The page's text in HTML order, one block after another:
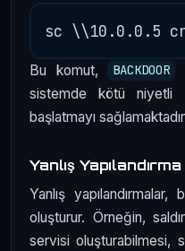
Bu komut, BACKDOOR
sistemde kötü niyetli
başlatmayı
Yanlış
Yanlış yapılandırmalar,
oluşturur. Örneğin,
servisi oluşturabilmesi,